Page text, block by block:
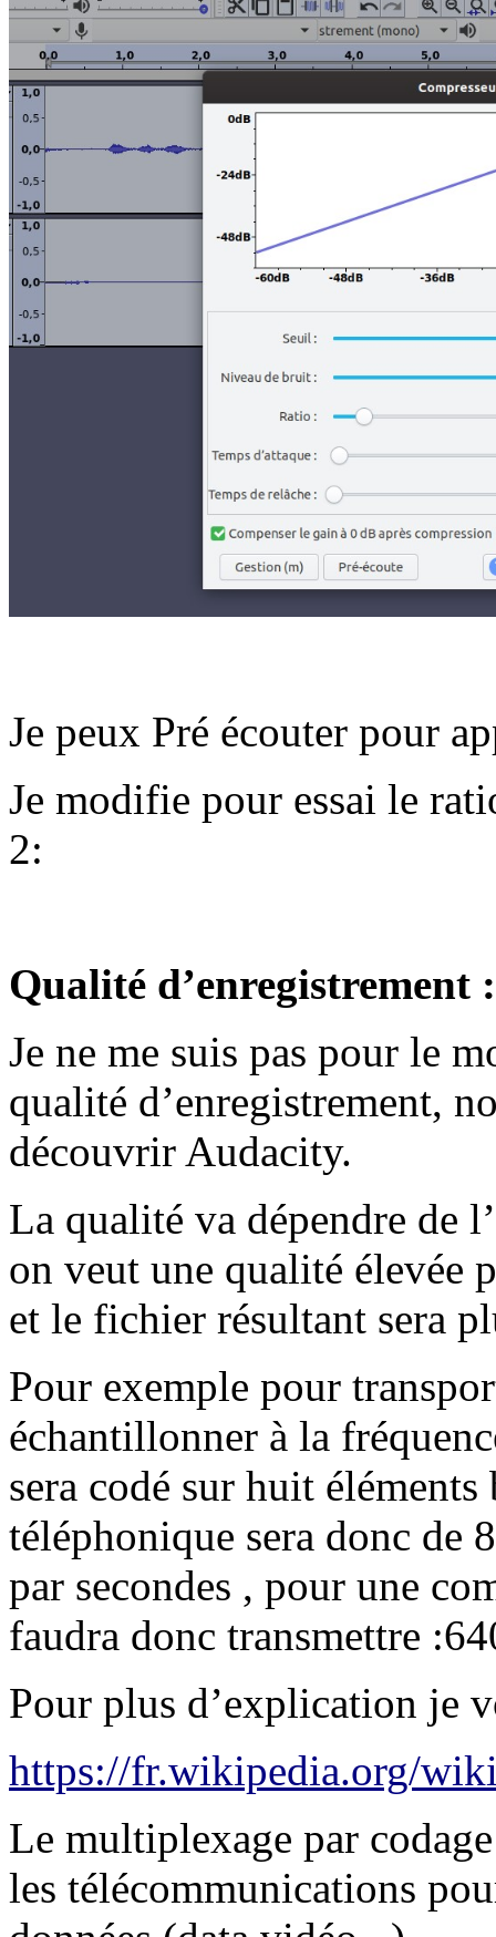
Je peux Pré écouter pour
Je modifie pour essai le
2:
Qualité d’enregistrement :
Je ne me suis pas pour le
qualité d’enregistrement,
découvrir Audacity.
La qualité va dépendre de
on veut une qualité élevée
et le fichier résultant sera
Pour exemple pour
échantillonner à la
sera codé sur huit
téléphonique sera donc de
par secondes , pour une
faudra donc transmettre
Pour plus d’explication je
https://fr.wikipedia.org/
Le multiplexage par
les télécommunications